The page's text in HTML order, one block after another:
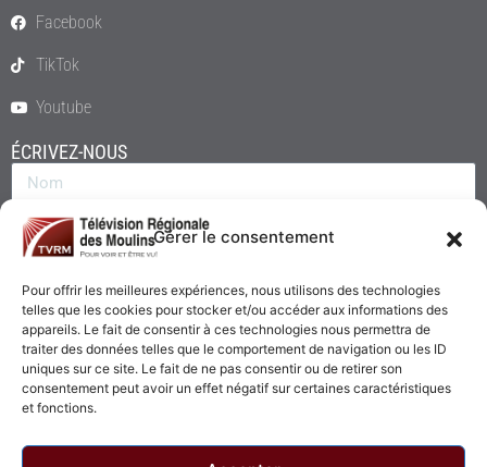
Gérer le consentement
Pour offrir les meilleures expériences, nous utilisons des technologies
telles que les cookies pour stocker et/ou accéder aux informations des
appareils. Le fait de consentir à ces technologies nous permettra de
traiter des données telles que le comportement de navigation ou les ID
uniques sur ce site. Le fait de ne pas consentir ou de retirer son
consentement peut avoir un effet négatif sur certaines caractéristiques
et fonctions.
Facebook
TikTok
Youtube
ÉCRIVEZ-NOUS